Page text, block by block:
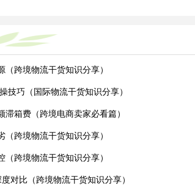
跨境物流干货知识分享）
技巧（国际物流干货知识分享）
箱费（跨境电商卖家必看篇）
跨境物流干货知识分享）
跨境物流干货知识分享）
对比（跨境物流干货知识分享）